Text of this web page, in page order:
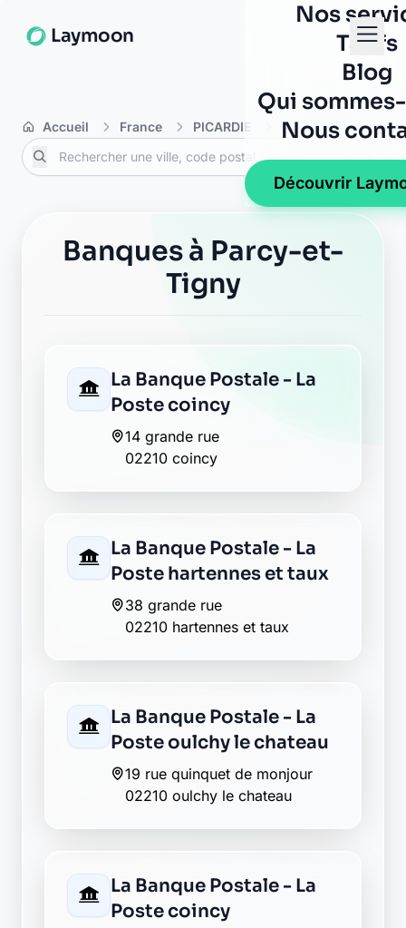
Laymoon
Nos
Tarifs
Blog
Qui
Nous
Découvrir
Accueil France PICARDIE Aisne Parcy-
Banques à Parcy-et-
Tigny
La Banque Postale - La
Poste coincy
14 grande rue
02210 coincy
La Banque Postale - La
Poste hartennes et taux
38 grande rue
02210 hartennes et taux
La Banque Postale - La
Poste oulchy le chateau
19 rue quinquet de monjour
02210 oulchy le chateau
La Banque Postale - La
Poste coincy